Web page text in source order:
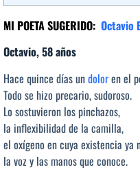
MI POETA SUGERIDO: Octavio
Octavio, 58 años
Hace quince días undoloren el
Todo se hizo precario, sudoroso.
Lo sostuvieron los pinchazos,
la inflexibilidad de la camilla,
el oxígeno en cuya existencia ya
la voz y las manos que conoce.